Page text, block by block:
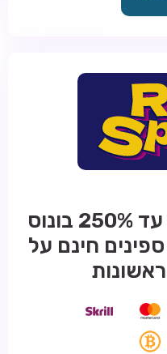
חבילת קבלת פנים: עד 250% בונוס
עד €2,000 + 200 ספינים חינם על